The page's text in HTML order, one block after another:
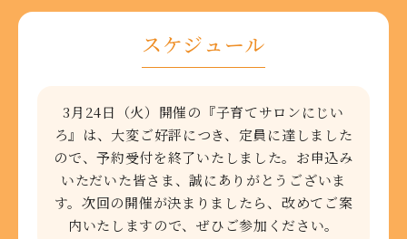
スケジュール
3月24日（火）開催の『子育てサロンにじい
ろ』は、大変ご好評につき、 定員に達しました
ので、予約受付を終了いたしました。 お申込み
いただいた皆さま、誠にありがとうございま
す。次回の開催が決まりましたら、改めてご案
内いたしますので、ぜひご参加ください。